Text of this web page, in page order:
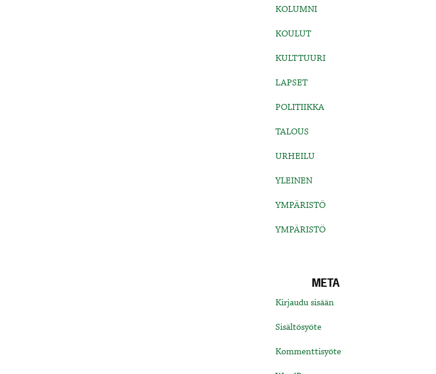
KOLUMNI
KOULUT
KULTTUURI
LAPSET
POLITIIKKA
TALOUS
URHEILU
YLEINEN
YMPÄRISTÖ
YMPÄRISTÖ
META
Kirjaudu sisään
Sisältösyöte
Kommenttisyöte